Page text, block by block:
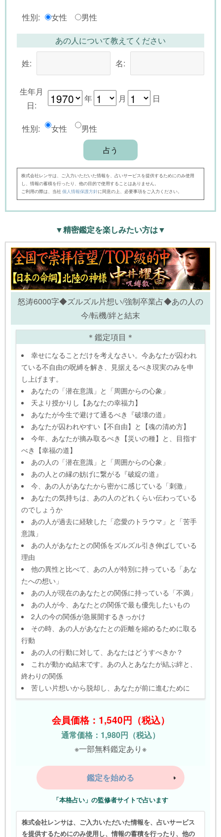
性別: 女性 男性
あの人について教えてください
姓:
名:
生年月
日:
年 月 日
性別: 女性 男性
株式会社レンサは、ご入力いただいた情報を、占いサービスを提供するためにのみ使用
し、情報の蓄積を行ったり、他の目的で使用することはありません。
ご利用の際は、当社 個人情報保護方針に同意の上、必要事項をご入力ください。
▼精密鑑定を楽しみたい方は▼
怒涛6000字◆ズルズル片想い/強制卒業占◆あの人の
今/転機/絆と結末
＊鑑定項目＊
幸せになることだけを考えなさい。今あなたが囚われ
ている不自由の呪縛を解き、見据えるべき現実のみを申
し上げます。
あなたの「潜在意識」と「周囲からの心象」
天より授かりし【あなたの幸福力】
あなたが今生で避けて通るべき『破壊の道』
あなたが囚われやすい【不自由】と【魂の清め方】
今年、あなたが摘み取るべき【災いの種】と、目指す
べき【幸福の道】
あの人の「潜在意識」と「周囲からの心象」
あの人との縁の妨げに繋がる『破綻の道』
今、あの人があなたから密かに感じている「刺激」
あなたの気持ちは、あの人のどれくらい伝わっている
のでしょうか
あの人が過去に経験した「恋愛のトラウマ」と「苦手
意識」
あの人があなたとの関係をズルズル引き伸ばしている
理由
他の異性と比べて、あの人が特別に持っている「あな
たへの想い」
あの人が現在のあなたとの関係に持っている「不満」
あの人が今、あなたとの関係で最も優先したいもの
2人の今の関係が急展開するきっかけ
その時、あの人があなたとの距離を縮めるために取る
行動
あの人の行動に対して、あなたはどうすべきか？
これが動かぬ結末です。あの人とあなたが結ぶ絆と、
終わりの関係
苦しい片想いから脱却し、あなたが前に進むために
会員価格：1,540円（税込）
通常価格：1,980円（税込）
※一部無料鑑定あり※
鑑定を始める
「本格占い」の監修者サイトで占います
株式会社レンサは、ご入力いただいた情報を、占いサービス
を提供するためにのみ使用し、情報の蓄積を行ったり、他の